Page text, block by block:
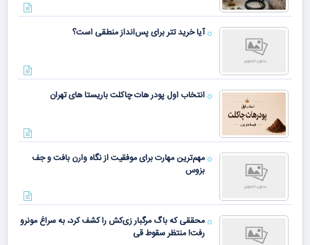
آیا خرید تتر برای پس‌انداز منطقی است؟
انتخاب اول پودر هات چاکلت باریستا های تهران
مهم‌ترین مهارت برای موفقیت از نگاه وارن بافت و جف
بزوس
محققی که باگ مرگبار زی‌کش را کشف کرد، به سراغ مونرو
رفت! منتظر سقوط قی